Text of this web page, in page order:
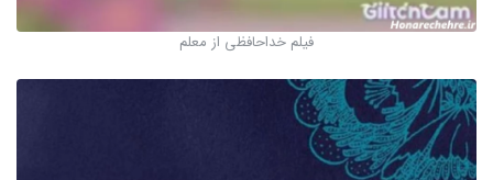
فیلم خداحافظی از معلم